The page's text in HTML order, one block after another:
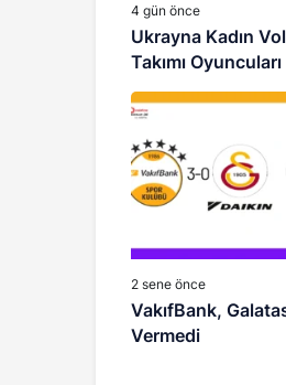
4 gün önce
Ukrayna Kadın
Takımı
Güncel Kadro
2 sene önce
VakıfBank,
Vermedi